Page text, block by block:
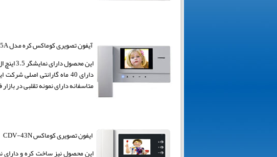
آیفون تصویری کوماکس کره مدل CDV-35A
دارای 40 ماه گارانتی
متاسفانه دارای نمونه تقلبی در
ایفون تصویری کوماکس CDV-43N